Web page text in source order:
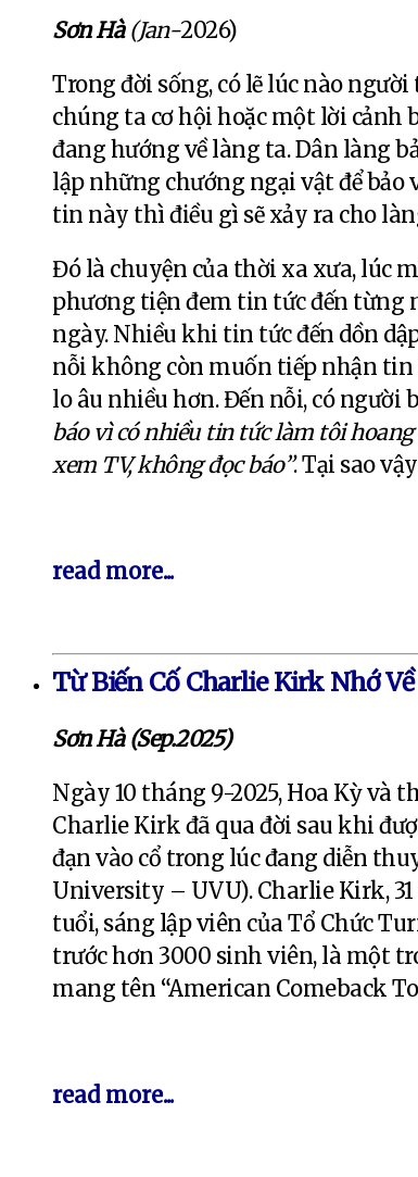
Sơn Hà (Jan-2026)
Trong đời sống, có lẽ lúc nào
chúng ta cơ hội hoặc một lời cảnh
đang hướng về làng ta. Dân làng
lập những chướng ngại vật để
tin này thì điều gì sẽ xảy ra cho
Đó là chuyện của thời xa xưa, lúc
phương tiện đem tin tức đến từng
ngày. Nhiều khi tin tức đến dồn
nỗi không còn muốn tiếp nhận tin
lo âu nhiều hơn. Đến nỗi, có người
báo vì có nhiều tin tức làm tôi
xem TV, không đọc báo”. Tại sao
read more...
Từ Biến Cố Charlie Kirk Nhớ
Sơn Hà (Sep.2025)
Ngày 10 tháng 9-2025, Hoa Kỳ
Charlie Kirk đã qua đời sau khi
đạn vào cổ trong lúc đang diễn
University – UVU). Charlie Kirk,
tuổi, sáng lập viên của Tổ Chức
trước hơn 3000 sinh viên, là một
mang tên “American Comeback
read more...